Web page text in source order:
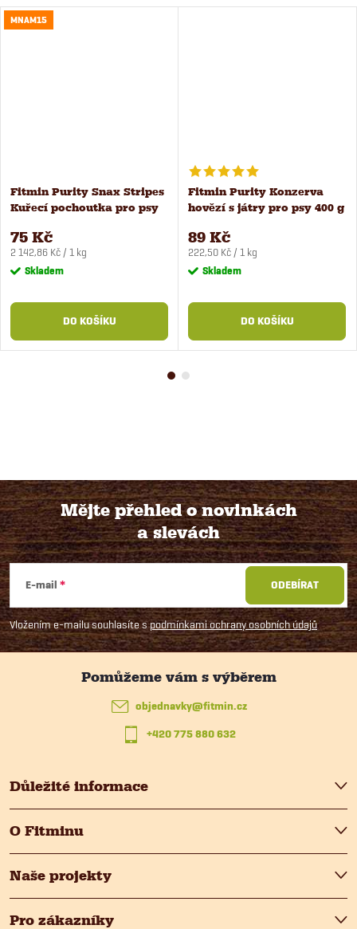
MNAM15
Fitmin Purity Snax Stripes
Kuřecí pochoutka pro psy
75 Kč
Měrná
cena:
2 142,86 Kč / 1 kg
Skladem
DO KOŠÍKU
Fitmin Purity Konzerva
hovězí s játry pro psy 400 g
89 Kč
Měrná
cena:
222,50 Kč / 1 kg
Skladem
DO KOŠÍKU
Z
á
p
Mějte přehled o novinkách
a slevách
E-mail
Vložením e-mailu souhlasíte spodmínkami ochrany osobních údajů
ODEBÍRAT
Důležité informace
O Fitminu
Naše projekty
Pro zákazníky
objednavky@fitmin.cz
+420 775 880 632